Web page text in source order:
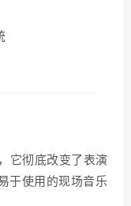
它彻底改变了表演
于使用的现场音乐